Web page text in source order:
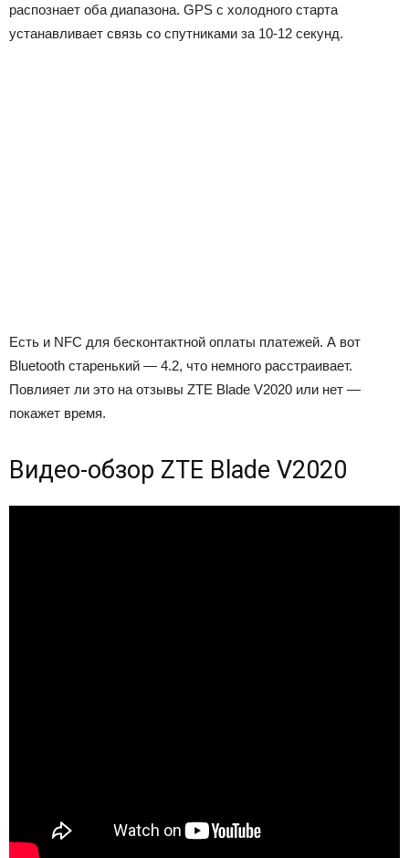
распознает оба диапазона. GPS с холодного старта
устанавливает связь со спутниками за 10-12 секунд.
Есть и NFC для бесконтактной оплаты платежей. А вот
Bluetooth старенький — 4.2, что немного расстраивает.
Повлияет ли это на отзывы ZTE Blade V2020 или нет —
покажет время.
Видео-обзор ZTE Blade V2020